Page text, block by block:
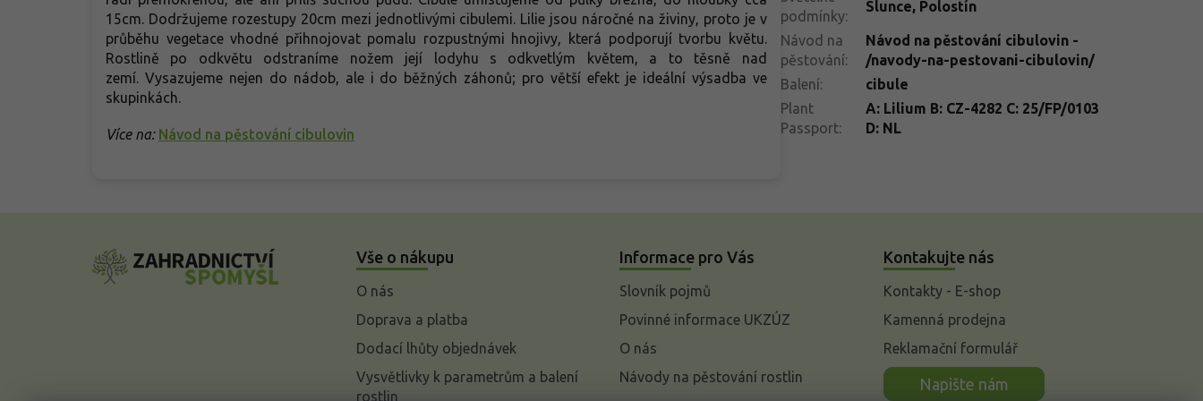
15cm. Dodržujeme rozestupy 20cm mezi jednotlivými cibulemi. Lilie jsou náročné na živiny, proto je v
průběhu vegetace vhodné přihnojovat pomalu rozpustnými hnojivy, která podporují tvorbu květu.
Rostlině po odkvětu odstraníme nožem její lodyhu s odkvetlým květem, a to těsně nad
zemí. Vysazujeme nejen do nádob, ale i do běžných záhonů; pro větší efekt je ideální výsadba ve
skupinkách.
Více na: Návod na pěstování cibulovin
podmínky:
Slunce, Polostín
Návod na
pěstování:
Návod na pěstování cibulovin -
/navody-na-pestovani-cibulovin/
Balení:
cibule
Plant
Passport:
A: Lilium B: CZ-4282 C: 25/FP/0103
D: NL
Vše o nákupu
O nás
Doprava a platba
Dodací lhůty objednávek
Vysvětlivky k parametrům a balení
rostlin
Informace pro Vás
Slovník pojmů
Povinné informace UKZÚZ
O nás
Návody na pěstování rostlin
Kontakujte nás
Kontakty - E-shop
Kamenná prodejna
Reklamační formulář
Napište nám